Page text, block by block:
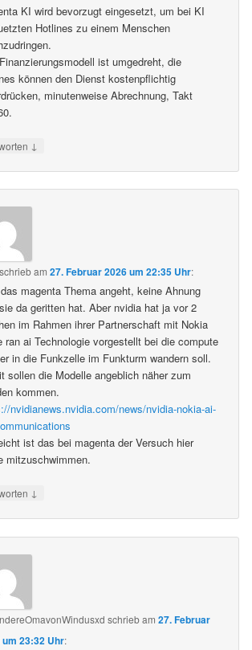
KI wird bevorzugt eingesetzt, um bei KI
Hotlines zu einem Menschen
ist umgedreht, die
können den Dienst kostenpflichtig
minutenweise Abrechnung, Takt
↓
schriebam27. Februar 2026 um 22:35 Uhr:
magenta Thema angeht, keine Ahnung
da geritten hat. Aber nvidia hat ja vor 2
im Rahmen ihrer Partnerschaft mit Nokia
ran ai Technologie vorgestellt bei die compute
in die Funkzelle im Funkturm wandern soll.
sollen die Modelle angeblich näher zum
kommen.
nvidianews.nvidia.com/news/nvidia-nokia-ai-
ist das bei magenta der Versuch hier
mitzuschwimmen.
↓
schriebam27. Februar
um 23:32 Uhr: